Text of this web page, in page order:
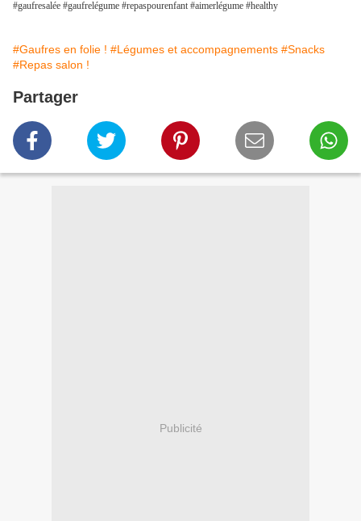
#gaufresalée #gaufrelégume #repaspourenfant #aimerlégume #healthy
#Gaufres en folie ! #Légumes et accompagnements #Snacks
#Repas salon !
Partager
Publicité